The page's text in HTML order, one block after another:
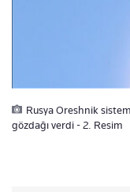
Rusya Oreshnik
gözdağı verdi - 2. Resim